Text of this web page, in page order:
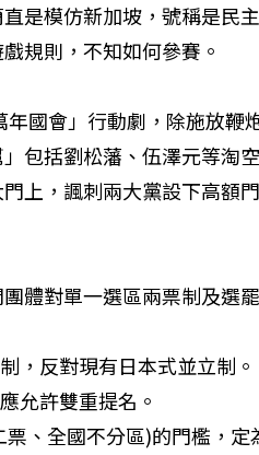
是模仿新加坡，號稱是民
規則，不知如何參賽。
國會」行動劇，除施放鞭
包括劉松藩、伍澤元等淘
上，諷刺兩大黨設下高額
體對單一選區兩票制及選
，反對現有日本式並立制。
允許雙重提名。
、全國不分區)的門檻，